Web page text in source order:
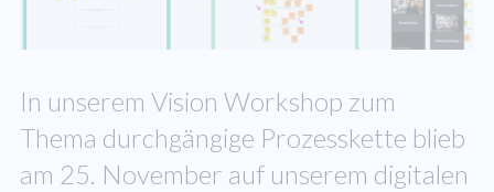
In unserem Vision Workshop zum
Thema durchgängige Prozesskette blieb
am 25. November auf unserem digitalen